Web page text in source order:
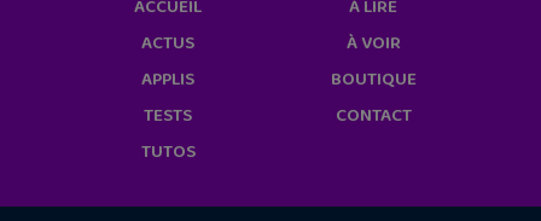
ACCUEIL
ACTUS
APPLIS
TESTS
TUTOS
À LIRE
À VOIR
BOUTIQUE
CONTACT